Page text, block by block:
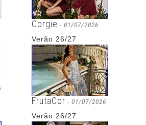
Corgie - 01/07/2026
Verão 26/27
FrutaCor - 01/07/2026
Verão 26/27